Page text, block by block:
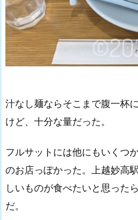
汁なし麺ならそこまで腹一杯
けど、十分な量だった。
フルサットには他にもいくつ
のお店っぽかった。上越妙高
しいものが食べたいと思った
だ。